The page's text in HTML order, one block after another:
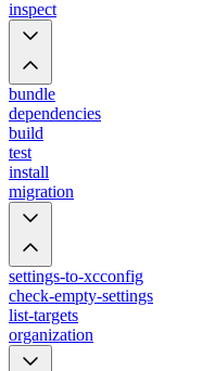
inspect
bundle
dependencies
build
test
install
migration
settings-to-xcconfig
check-empty-settings
list-targets
organization